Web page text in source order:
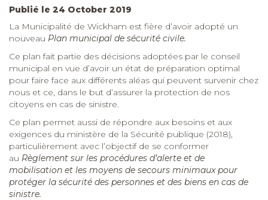
Publié le 24 October 2019
La Municipalité de Wickham est fière d’avoir adopté un
nouveau Plan municipal de sécurité civile.
Ce plan fait partie des décisions adoptées par le conseil
municipal en vue d’avoir un état de préparation optimal
pour faire face aux différents aléas qui peuvent survenir chez
nous et ce, dans le but d’assurer la protection de nos
citoyens en cas de sinistre.
Ce plan permet aussi de répondre aux besoins et aux
exigences du ministère de la Sécurité publique (2018),
particulièrement avec l’objectif de se conformer
au Règlement sur les procédures d’alerte et de
mobilisation et les moyens de secours minimaux pour
protéger la sécurité des personnes et des biens en cas de
sinistre.